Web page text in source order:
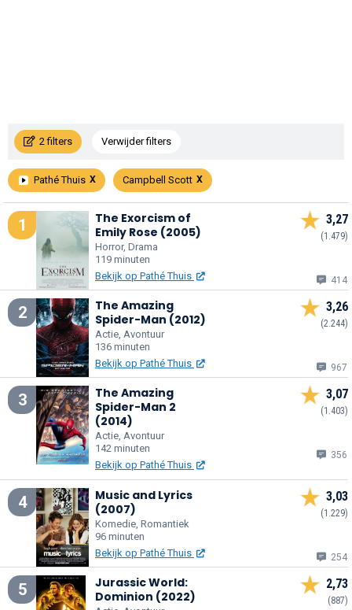
2 filters Verwijder filters
Pathé Thuis Campbell Scott
1
The Exorcism of
Emily Rose (2005)
Horror, Drama
119 minuten
Bekijk op Pathé Thuis
3,27
(1.479)
414
2
The Amazing
Spider-Man (2012)
Actie, Avontuur
136 minuten
Bekijk op Pathé Thuis
3,26
(2.244)
967
3
The Amazing
Spider-Man 2
(2014)
Actie, Avontuur
142 minuten
Bekijk op Pathé Thuis
3,07
(1.403)
356
4
Music and Lyrics
(2007)
Komedie, Romantiek
96 minuten
Bekijk op Pathé Thuis
3,03
(1.229)
254
5
Jurassic World:
Dominion (2022)
2,73
(887)